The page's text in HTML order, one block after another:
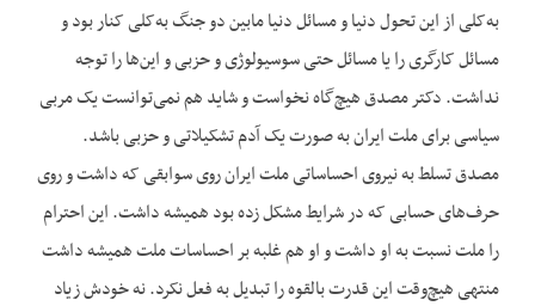
به‌کلی از این تحول دنیا و مسائل دنیا مابین دو جنگ به‌کلی کنار بود و
مسائل کارگری را یا مسائل حتی سوسیولوژی و حزبی و این‌ها را توجه
نداشت. دکتر مصدق هیچ‌گاه نخواست و شاید هم نمی‌توانست یک مربی
سیاسی برای ملت ایران به صورت یک آدم تشکیلاتی و حزبی باشد.
مصدق تسلط به نیروی احساساتی ملت ایران روی سوابقی که داشت و روی
حرف‌های حسابی که در شرایط مشکل زده بود همیشه داشت. این احترام
را ملت نسبت به او داشت و او هم غلبه بر احساسات ملت همیشه داشت
منتهی هیچ‌وقت این قدرت بالقوه را تبدیل به فعل نکرد. نه خودش زیاد